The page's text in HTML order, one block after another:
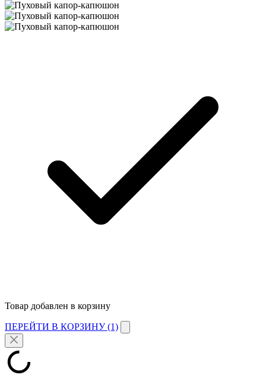
Товар добавлен в корзину
ПЕРЕЙТИ В КОРЗИНУ (1)